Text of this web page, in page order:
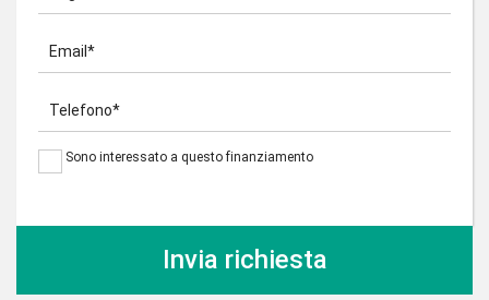
Email*
Telefono*
Sono interessato a questo finanziamento